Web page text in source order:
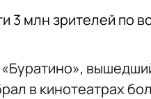
3 млн зрителей по
в кинотеатрах